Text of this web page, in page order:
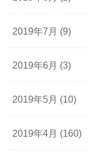
2019年7月 (9)
2019年6月 (3)
2019年5月 (10)
2019年4月 (160)